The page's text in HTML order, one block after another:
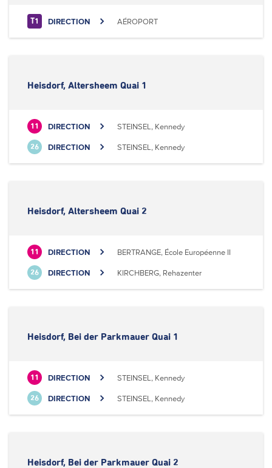
T1 DIRECTION AÉROPORT
Heisdorf, Altersheem Quai 1
11 DIRECTION STEINSEL, Kennedy
26 DIRECTION STEINSEL, Kennedy
Heisdorf, Altersheem Quai 2
11 DIRECTION BERTRANGE, École Européenne II
26 DIRECTION KIRCHBERG, Rehazenter
Heisdorf, Bei der Parkmauer Quai 1
11 DIRECTION STEINSEL, Kennedy
26 DIRECTION STEINSEL, Kennedy
Heisdorf, Bei der Parkmauer Quai 2